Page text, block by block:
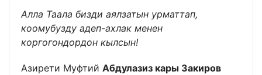
Алла Таала бизди аялзатын урматтап,
коомубузду адеп-ахлак менен
коргогондордон кылсын!
Азирети Муфтий Абдулазиз кары Закиров